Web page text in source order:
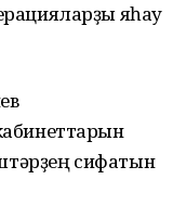
яһау
сифатын